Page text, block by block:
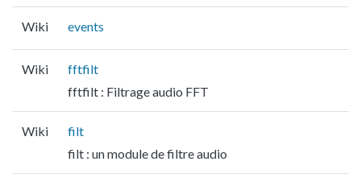
Wiki events
Wiki
fftfilt
fftfilt : Filtrage audio FFT
Wiki
filt
filt : un module de filtre audio